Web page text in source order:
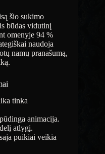
šio sukimo
būdas vidutinį
omenyje 94 %
naudoja
namų pranašumą,
tinka
animacija.
atlygį.
puikiai veikia